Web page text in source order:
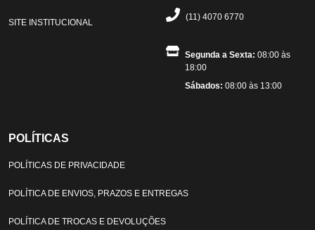
SITE INSTITUCIONAL
(11) 4070 6770
Segunda a Sexta: 08:00 às
18:00
Sábados: 08:00 às 13:00
POLÍTICAS
POLÍTICAS DE PRIVACIDADE
POLÍTICA DE ENVIOS, PRAZOS E ENTREGAS
POLÍTICA DE TROCAS E DEVOLUÇÕES